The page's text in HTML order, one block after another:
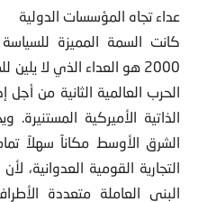
عداء تجاه المؤسسات الدولية
كانت السمة المميزة للسياسة
2000 هو العداء الذي لا
الحرب العالمية الثانية من أجل
الذاتية الأميركية
الشرق الأوسط مكاناً سهلاً
التجارية القومية
البنى العاملة متعددة